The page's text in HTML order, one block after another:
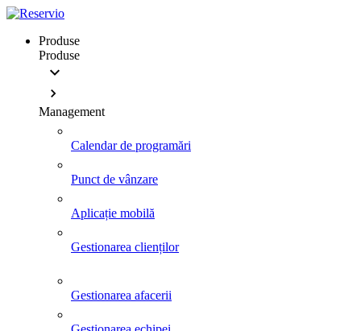
Produse
Produse
Management
Calendar de programări
Punct de vânzare
Aplicație mobilă
Gestionarea clienților
Gestionarea afacerii